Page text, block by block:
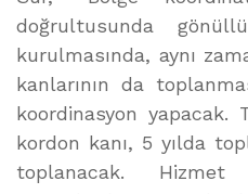
doğrultusunda
kurulmasında, aynı
kanlarının da
koordinasyon yapacak.
kordon kanı, 5 yılda
toplanacak.